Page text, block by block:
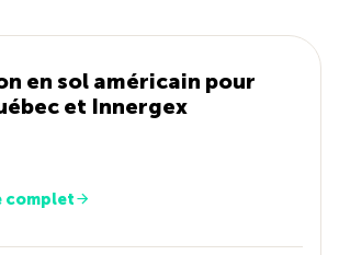
en sol américain pour
et Innergex
complet